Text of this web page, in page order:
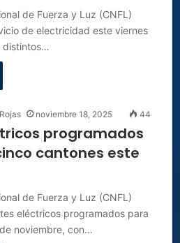
de Fuerza y Luz (CNFL)
de electricidad este viernes
distintos…
noviembre 18, 2025 44
programados
cantones este
de Fuerza y Luz (CNFL)
eléctricos programados para
noviembre, con…